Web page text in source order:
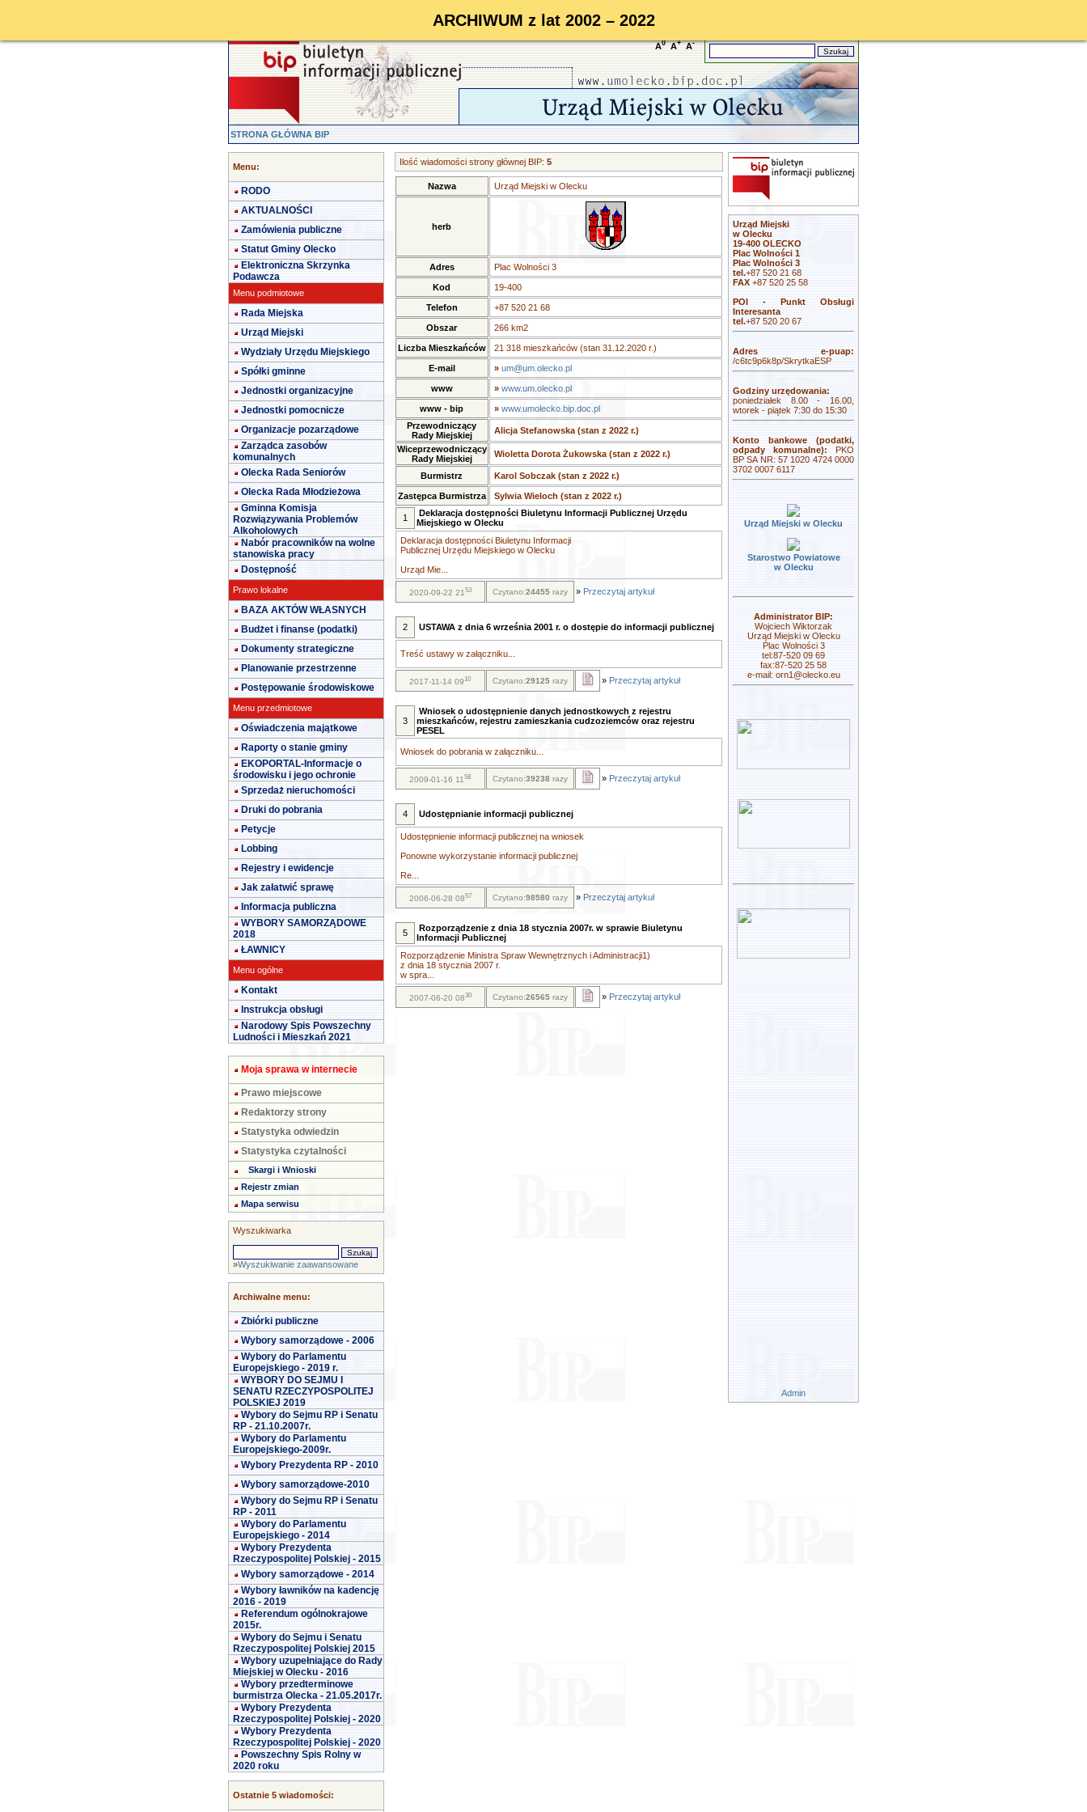
ARCHIWUM z lat 2002 – 2022
A0 A+ A-
STRONA GŁÓWNA BIP
Menu:
RODO
AKTUALNOŚCI
Zamówienia publiczne
Statut Gminy Olecko
Elektroniczna Skrzynka
Podawcza
Menu podmiotowe
Rada Miejska
Urząd Miejski
Wydziały Urzędu Miejskiego
Spółki gminne
Jednostki organizacyjne
Jednostki pomocnicze
Organizacje pozarządowe
Zarządca zasobów
komunalnych
Olecka Rada Seniorów
Olecka Rada Młodzieżowa
Gminna Komisja
Rozwiązywania Problemów
Alkoholowych
Nabór pracowników na wolne
stanowiska pracy
Dostępność
Prawo lokalne
BAZA AKTÓW WŁASNYCH
Budżet i finanse (podatki)
Dokumenty strategiczne
Planowanie przestrzenne
Postępowanie środowiskowe
Menu przedmiotowe
Oświadczenia majątkowe
Raporty o stanie gminy
EKOPORTAL-Informacje o
środowisku i jego ochronie
Sprzedaż nieruchomości
Druki do pobrania
Petycje
Lobbing
Rejestry i ewidencje
Jak załatwić sprawę
Informacja publiczna
WYBORY SAMORZĄDOWE
2018
ŁAWNICY
Menu ogólne
Kontakt
Instrukcja obsługi
Narodowy Spis Powszechny
Ludności i Mieszkań 2021
Moja sprawa w internecie
Prawo miejscowe
Redaktorzy strony
Statystyka odwiedzin
Statystyka czytalności
Skargi i Wnioski
Rejestr zmian
Mapa serwisu
Wyszukiwarka
»Wyszukiwanie zaawansowane
Archiwalne menu:
Zbiórki publiczne
Wybory samorządowe - 2006
Wybory do Parlamentu
Europejskiego - 2019 r.
WYBORY DO SEJMU I
SENATU RZECZYPOSPOLITEJ
POLSKIEJ 2019
Wybory do Sejmu RP i Senatu
RP - 21.10.2007r.
Wybory do Parlamentu
Europejskiego-2009r.
Wybory Prezydenta RP - 2010
Wybory samorządowe-2010
Wybory do Sejmu RP i Senatu
RP - 2011
Wybory do Parlamentu
Europejskiego - 2014
Wybory Prezydenta
Rzeczypospolitej Polskiej - 2015
Wybory samorządowe - 2014
Wybory ławników na kadencję
2016 - 2019
Referendum ogólnokrajowe
2015r.
Wybory do Sejmu i Senatu
Rzeczypospolitej Polskiej 2015
Wybory uzupełniające do Rady
Miejskiej w Olecku - 2016
Wybory przedterminowe
burmistrza Olecka - 21.05.2017r.
Wybory Prezydenta
Rzeczypospolitej Polskiej - 2020
Wybory Prezydenta
Rzeczypospolitej Polskiej - 2020
Powszechny Spis Rolny w
2020 roku
Ostatnie 5 wiadomości:
Ilość wiadomości strony głównej BIP: 5
Nazwa Urząd Miejski w Olecku
herb
Adres Plac Wolności 3
Kod 19-400
Telefon +87 520 21 68
Obszar 266 km2
Liczba Mieszkańców 21 318 mieszkańców (stan 31.12.2020 r.)
E-mail » um@um.olecko.pl
www » www.um.olecko.pl
www - bip » www.umolecko.bip.doc.pl
Przewodniczący
Rady Miejskiej
Alicja Stefanowska (stan z 2022 r.)
Wiceprzewodniczący
Rady Miejskiej
Wioletta Dorota Żukowska (stan z 2022 r.)
Burmistrz Karol Sobczak (stan z 2022 r.)
Zastępca Burmistrza Sylwia Wieloch (stan z 2022 r.)
1
Deklaracja dostępności Biuletynu Informacji Publicznej Urzędu
Miejskiego w Olecku
Deklaracja dostępności Biuletynu Informacji
Publicznej Urzędu Miejskiego w Olecku
Urząd Mie...
2020-09-22 2153 Czytano:24455razy » Przeczytaj artykuł
2 USTAWA z dnia 6 września 2001 r. o dostępie do informacji publicznej
Treść ustawy w załączniku...
2017-11-14 0910 Czytano:29125razy » Przeczytaj artykuł
3
Wniosek o udostępnienie danych jednostkowych z rejestru
mieszkańców, rejestru zamieszkania cudzoziemców oraz rejestru
PESEL
Wniosek do pobrania w załączniku...
2009-01-16 1158 Czytano:39238 razy » Przeczytaj artykuł
4 Udostępnianie informacji publicznej
Udostępnienie informacji publicznej na wniosek
Ponowne wykorzystanie informacji publicznej
Re...
2006-06-28 0857 Czytano:98580 razy » Przeczytaj artykuł
5
Rozporządzenie z dnia 18 stycznia 2007r. w sprawie Biuletynu
Informacji Publicznej
Rozporządzenie Ministra Spraw Wewnętrznych i Administracji1)
z dnia 18 stycznia 2007 r.
w spra...
2007-06-20 0830 Czytano:26565razy » Przeczytaj artykuł
Urząd Miejski
w Olecku
19-400 OLECKO
Plac Wolności 1
Plac Wolności 3
tel.+87 520 21 68
FAX +87 520 25 58
POI - Punkt Obsługi
Interesanta
tel.+87 520 20 67
Adres e-puap:
/c6tc9p6k8p/SkrytkaESP
Godziny urzędowania:
poniedziałek 8.00 - 16.00,
wtorek - piątek 7:30 do 15:30
Konto bankowe (podatki,
odpady komunalne): PKO
BP SA NR: 57 1020 4724 0000
3702 0007 6117
Urząd Miejski w Olecku
Starostwo Powiatowe
w Olecku
Administrator BIP:
Wojciech Wiktorzak
Urząd Miejski w Olecku
Plac Wolności 3
tel:87-520 09 69
fax:87-520 25 58
e-mail: orn1@olecko.eu
Admin